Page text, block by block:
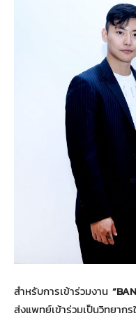
สำหรับการเข้าร่วมงาน
ส่งแพทย์เข้าร่วมเป็นวิทยาก